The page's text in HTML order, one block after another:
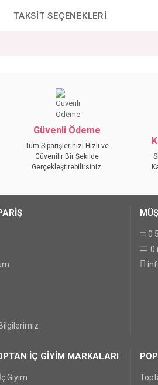
TAKSIT SEÇENEKLERI
GÖNDER
Güvenli Ödeme
Tüm Siparişlerinizi Hızlı ve
Güvenilir Bir Şekilde
Gerçekleştirebilirsiniz.
0
0
İÇ GİYİM MARKALARI
Giyim